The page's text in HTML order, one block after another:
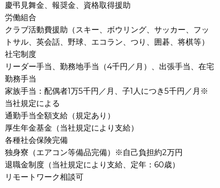
慶弔見舞金、報奨金、資格取得援助
労働組合
クラブ活動費援助（スキー、ボウリング、サッカー、フッ
トサル、英会話、野球、エコラン、つり、囲碁、将棋等）
社宅制度
リーダー手当、勤務地手当（4千円／月）、出張手当、在宅
勤務手当
家族手当：配偶者1万5千円／月、子1人につき5千円／月※
当社規定による
通勤手当全額支給（規定あり）
厚生年金基金（当社規定により支給）
各種社会保険完備
独身寮（エアコン等備品完備）※自己負担約2万円
退職金制度（当社規定により支給、定年：60歳）
リモートワーク相談可